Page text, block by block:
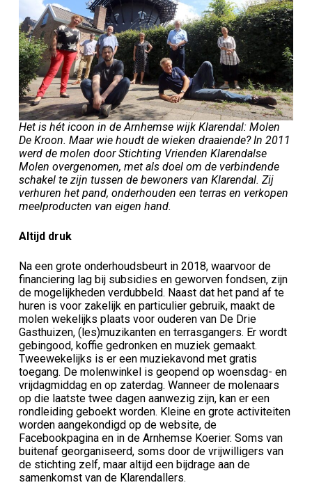
Het is hét icoon in de Arnhemse wijk Klarendal: Molen
De Kroon. Maar wie houdt de wieken draaiende? In 2011
werd de molen door Stichting Vrienden Klarendalse
Molen overgenomen, met als doel om de verbindende
schakel te zijn tussen de bewoners van Klarendal. Zij
verhuren het pand, onderhouden een terras en verkopen
meelproducten van eigen hand.
Altijd druk
Na een grote onderhoudsbeurt in 2018, waarvoor de
financiering lag bij subsidies en geworven fondsen, zijn
de mogelijkheden verdubbeld. Naast dat het pand af te
huren is voor zakelijk en particulier gebruik, maakt de
molen wekelijks plaats voor ouderen van De Drie
Gasthuizen, (les)muzikanten en terrasgangers. Er wordt
gebingood, koffie gedronken en muziek gemaakt.
Tweewekelijks is er een muziekavond met gratis
toegang. De molenwinkel is geopend op woensdag- en
vrijdagmiddag en op zaterdag. Wanneer de molenaars
op die laatste twee dagen aanwezig zijn, kan er een
rondleiding geboekt worden. Kleine en grote activiteiten
worden aangekondigd op de website, de
Facebookpagina en in de Arnhemse Koerier. Soms van
buitenaf georganiseerd, soms door de vrijwilligers van
de stichting zelf, maar altijd een bijdrage aan de
samenkomst van de Klarendallers.